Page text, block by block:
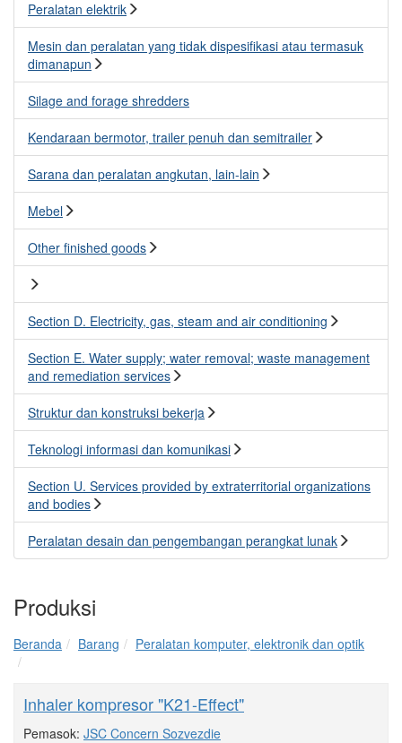
Peralatan elektrik
Mesin dan peralatan yang tidak dispesifikasi atau termasuk
dimanapun
Silage and forage shredders
Kendaraan bermotor, trailer penuh dan semitrailer
Sarana dan peralatan angkutan, lain-lain
Mebel
Other finished goods
Section D. Electricity, gas, steam and air conditioning
Section E. Water supply; water removal; waste management
and remediation services
Struktur dan konstruksi bekerja
Teknologi informasi dan komunikasi
Section U. Services provided by extraterritorial organizations
and bodies
Peralatan desain dan pengembangan perangkat lunak
Produksi
Beranda Barang Peralatan komputer, elektronik dan optik
Inhaler kompresor "K21-Effect"
Pemasok: JSC Concern Sozvezdie